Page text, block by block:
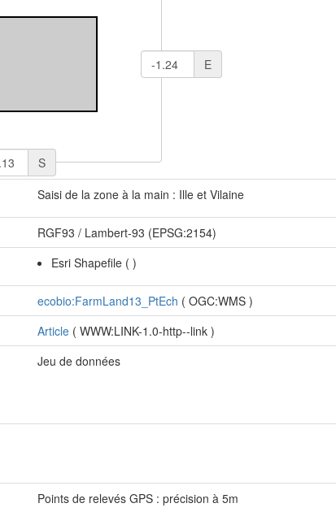
S
E
Saisi de la zone à la main : Ille et Vilaine
RGF93 / Lambert-93 (EPSG:2154)
Esri Shapefile ( )
ecobio:FarmLand13_PtEch (OGC:WMS)
Article (WWW:LINK-1.0-http--link)
Jeu de données
Points de relevés GPS : précision à 5m